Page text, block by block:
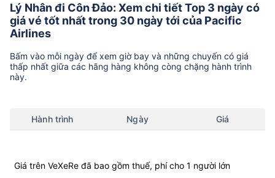
Lý Nhân đi Côn Đảo: Xem chi tiết Top 3 ngày có
giá vé tốt nhất trong 30 ngày tới của Pacific
Airlines
Bấm vào mỗi ngày để xem giờ bay và những chuyến có giá
thấp nhất giữa các hãng hàng không còng chặng hành trình
này.
Hành trình Ngày Giá
Giá trên VeXeRe đã bao gồm thuế, phí cho 1 người lớn